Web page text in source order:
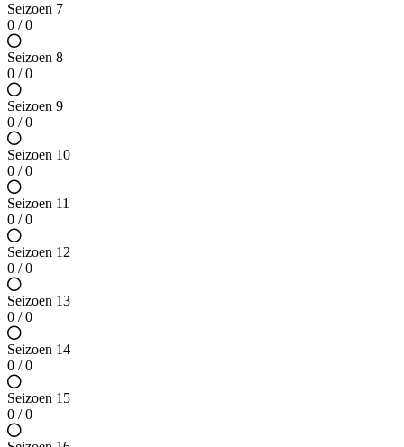
Seizoen 7
0 / 0
Seizoen 8
0 / 0
Seizoen 9
0 / 0
Seizoen 10
0 / 0
Seizoen 11
0 / 0
Seizoen 12
0 / 0
Seizoen 13
0 / 0
Seizoen 14
0 / 0
Seizoen 15
0 / 0